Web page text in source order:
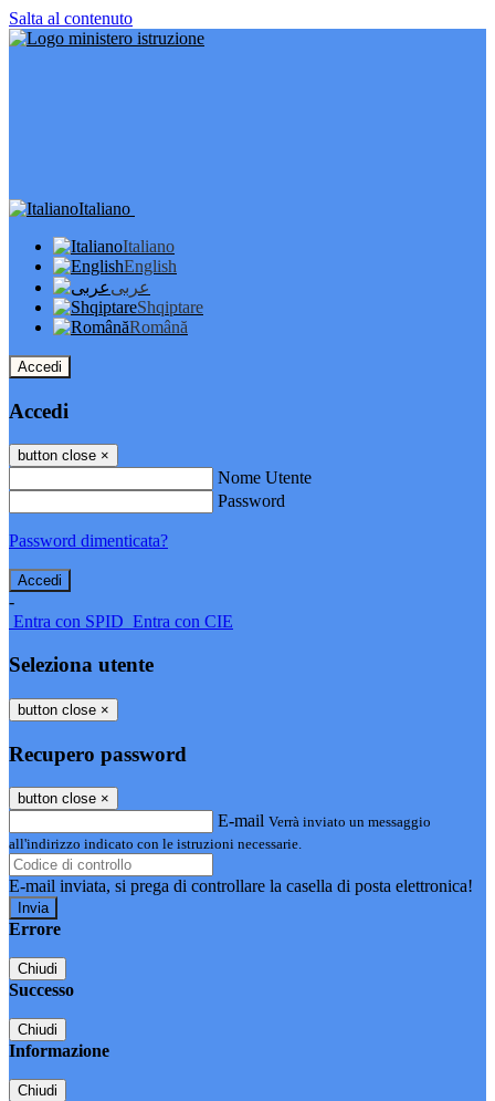
Salta al contenuto
Italiano
Italiano
English
عربى
Shqiptare
Română
Accedi
Accedi
button close ×
Nome Utente
Password
Password dimenticata?
-
Entra con SPID Entra con CIE
Seleziona utente
button close ×
Recupero password
button close ×
E-mail Verrà inviato un messaggio
all'indirizzo indicato con le istruzioni necessarie.
E-mail inviata, si prega di controllare la casella di posta elettronica!
Errore
Chiudi
Successo
Chiudi
Informazione
Chiudi